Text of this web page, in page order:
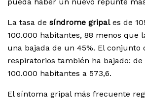
La tasa de síndrome gripales de
100.000 habitantes, 88 menos que
una bajada de un 45%. El conjunto
respiratorios también ha bajado: de
100.000 habitantes a 573,6.
El síntoma gripal más frecuente